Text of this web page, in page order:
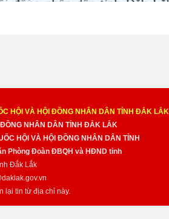
HỘI VÀ HỘI ĐỒNG NHÂN DÂN TỈNH ĐẮK LẮK
NHÂN DÂN TỈNH ĐẮK LẮK
HỘI VÀ HỘI ĐỒNG NHÂN DÂN TỈNH
Phòng Đoàn ĐBQH và HĐND tỉnh
Đắk Lắk
lại tin từ địa chỉ này.